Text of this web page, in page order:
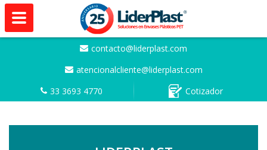
contacto@liderplast.com
atencionalcliente@liderplast.com
33 3693 4770
Cotizador